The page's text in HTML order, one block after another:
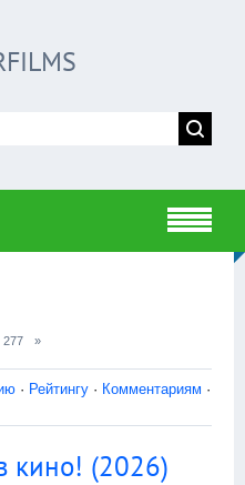
277 »
· Рейтингу · Комментариям ·
кино! (2026)